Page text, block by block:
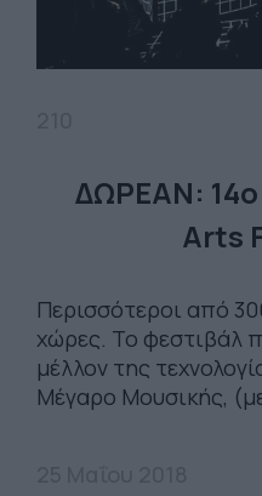
ΔΩΡΕΑΝ:
Arts
Περισσότεροι από
χώρες. To φεστιβάλ
μέλλον της
Μέγαρο Μουσικής,